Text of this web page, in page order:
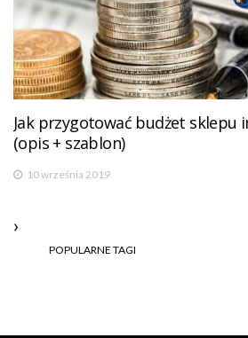
Jak przygotować budżet sklepu
(opis + szablon)
10 września 2019
POPULARNE TAGI